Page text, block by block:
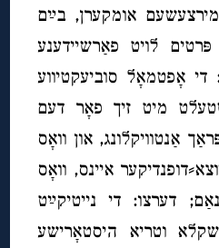
מירצעשעם אומקערן, בײַם
פּרטים לויט פאַרשיידענע
די אָפטמאָל סוביעקטיווע
מיט זיך פאָר דעם
אַנטוויקלונג, און וואָס
איינס, וואָס
דערצו: די נייטיקײַט
וטריא היסטאָרישע